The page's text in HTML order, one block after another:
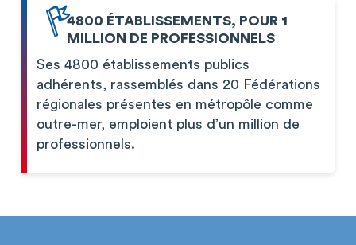
4800 ÉTABLISSEMENTS, POUR 1
MILLION DE PROFESSIONNELS
Ses 4800 établissements publics
adhérents, rassemblés dans 20 Fédérations
régionales présentes en métropôle comme
outre-mer, emploient plus d’un million de
professionnels.